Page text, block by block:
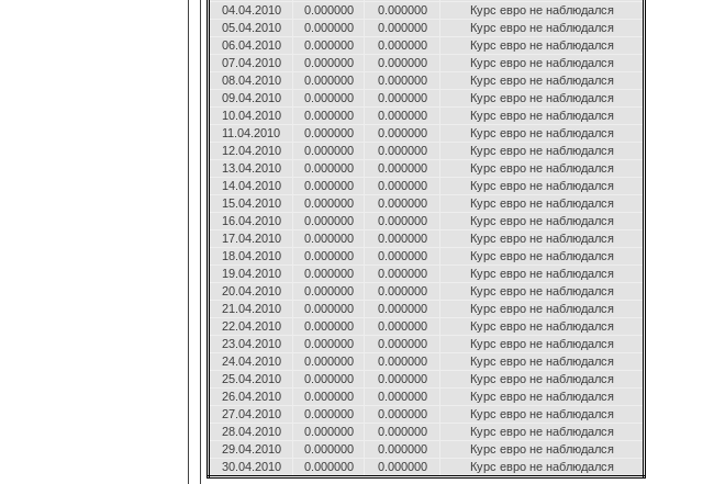
04.04.2010
0.000000 0.000000
Курс евро не наблюдался
05.04.2010
0.000000 0.000000
Курс евро не наблюдался
06.04.2010
0.000000 0.000000
Курс евро не наблюдался
07.04.2010
0.000000 0.000000
Курс евро не наблюдался
08.04.2010
0.000000 0.000000
Курс евро не наблюдался
09.04.2010
0.000000 0.000000
Курс евро не наблюдался
10.04.2010
0.000000 0.000000
Курс евро не наблюдался
11.04.2010
0.000000 0.000000
Курс евро не наблюдался
12.04.2010
0.000000 0.000000
Курс евро не наблюдался
13.04.2010
0.000000 0.000000
Курс евро не наблюдался
14.04.2010
0.000000 0.000000
Курс евро не наблюдался
15.04.2010
0.000000 0.000000
Курс евро не наблюдался
16.04.2010
0.000000 0.000000
Курс евро не наблюдался
17.04.2010
0.000000 0.000000
Курс евро не наблюдался
18.04.2010
0.000000 0.000000
Курс евро не наблюдался
19.04.2010
0.000000 0.000000
Курс евро не наблюдался
20.04.2010
0.000000 0.000000
Курс евро не наблюдался
21.04.2010
0.000000 0.000000
Курс евро не наблюдался
22.04.2010
0.000000 0.000000
Курс евро не наблюдался
23.04.2010
0.000000 0.000000
Курс евро не наблюдался
24.04.2010
0.000000 0.000000
Курс евро не наблюдался
25.04.2010
0.000000 0.000000
Курс евро не наблюдался
26.04.2010
0.000000 0.000000
Курс евро не наблюдался
27.04.2010
0.000000 0.000000
Курс евро не наблюдался
28.04.2010
0.000000 0.000000
Курс евро не наблюдался
29.04.2010
0.000000 0.000000
Курс евро не наблюдался
30.04.2010
0.000000 0.000000 Курс евро не наблюдался